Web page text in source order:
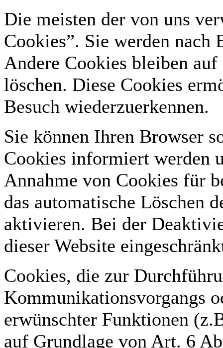
Die meisten der von uns
Cookies”. Sie werden nach
Andere Cookies bleiben
löschen. Diese Cookies
Besuch wiederzuerkennen.
Sie können Ihren Browser
Cookies informiert werden
Annahme von Cookies für
das automatische Löschen
aktivieren. Bei der
dieser Website
Cookies, die zur
Kommunikationsvorgangs
erwünschter Funktionen
auf Grundlage von Art. 6